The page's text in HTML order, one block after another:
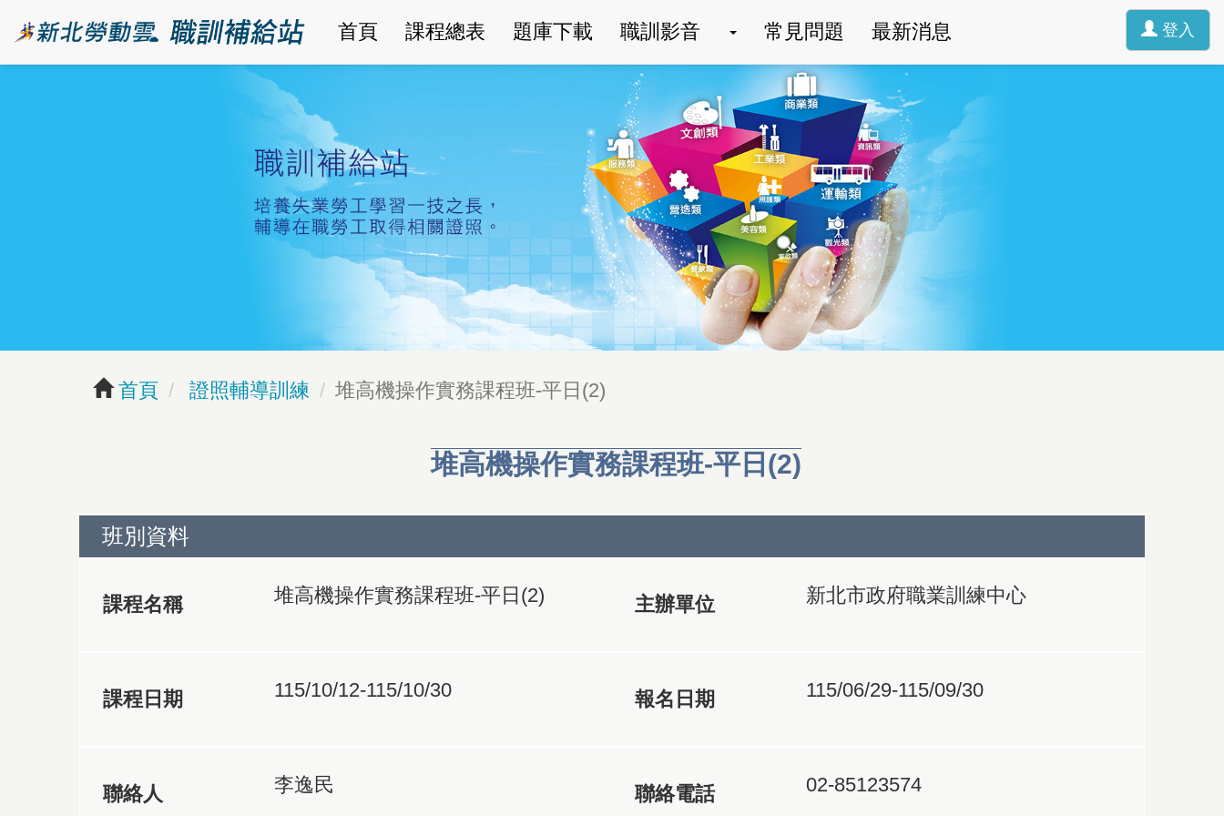
到
主
首頁 課程總表 題庫下載 職訓影音
職
訓
影
音
常見問題 最新消息 登入
首頁 證照輔導訓練 堆高機操作實務課程班-平日(2)
堆高機操作實務課程班-平日(2)
班別資料
課程名稱 堆高機操作實務課程班-平日(2) 主辦單位 新北市政府職業訓練中心
課程日期 115/10/12-115/10/30 報名日期 115/06/29-115/09/30
聯絡人 李逸民 聯絡電話 02-85123574